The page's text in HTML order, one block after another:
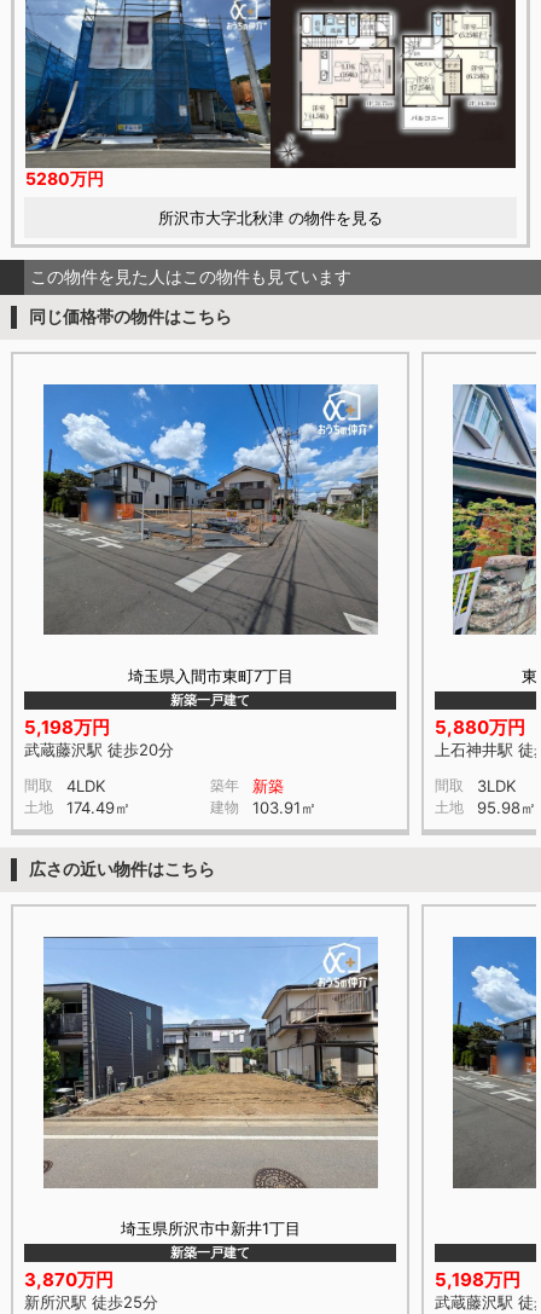
5280万円
所沢市大字北秋津 の物件を見る
この物件を見た人はこの物件も見ています
同じ価格帯の物件はこちら
埼玉県入間市東町7丁目
新築一戸建て
5,198万円
武蔵藤沢駅 徒歩20分
間取 4LDK 築年 新築
土地 174.49㎡ 建物 103.91㎡
東
5,880万円
上石神井駅 徒
間取 3LDK
土地 95.98㎡
広さの近い物件はこちら
埼玉県所沢市中新井1丁目
新築一戸建て
3,870万円
新所沢駅 徒歩25分
5,198万円
武蔵藤沢駅 徒